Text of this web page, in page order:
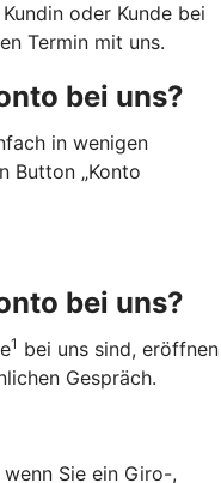
oder Kunde bei
Termin mit uns.
bei uns?
in wenigen
Button „Konto
bei uns?
1 bei uns sind, eröffnen
Gespräch.
Sie ein Giro-,